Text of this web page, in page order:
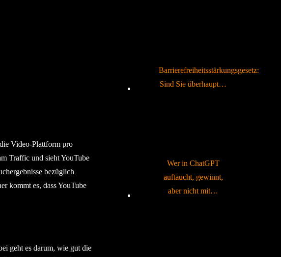
Video-Plattform pro
Traffic und sieht YouTube
bezüglich
kommt es, dass YouTube
geht es darum, wie gut die
Barrierefreiheitsstärkungsgesetz:
Sind Sie überhaupt…
Wer in ChatGPT
auftaucht, gewinnt,
aber nicht mit…